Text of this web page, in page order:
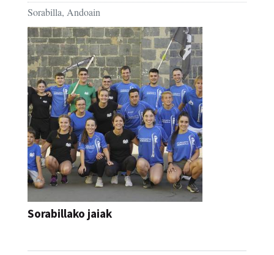
Sorabilla, Andoain
Sorabillako jaiak